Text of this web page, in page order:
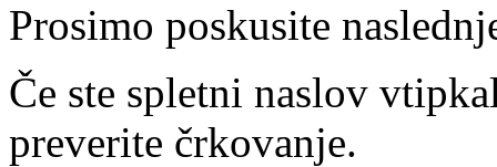
Prosimo poskusite
Če ste spletni naslov
preverite črkovanje.